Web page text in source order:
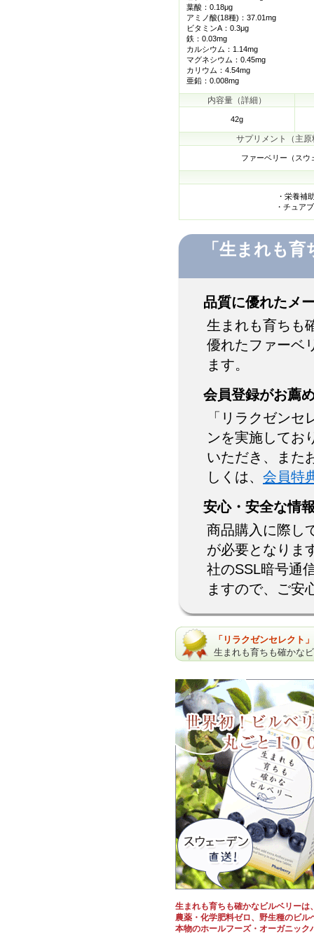
葉酸：0.18μg
アミノ酸(18種)：37.01mg
ビタミンA：0.3μg
鉄：0.03mg
カルシウム：1.14mg
マグネシウム：0.45mg
カリウム：4.54mg
亜鉛：0.008mg
内容量（詳細）
42g
サプリメント（主原
ファーベリー（スウ
・栄養補
・チュア
「生まれも
品質に優れたメ
生まれも育ちも
優れたファーベ
ます。
会員登録がお薦
「リラクゼン
ンを実施してお
いただき、また
しくは、 会員特
安心・安全な情
商品購入に際し
が必要となりま
社のSSL暗号通
ますので、ご安
「リラクゼンセレクト
生まれも育ちも確かな
生まれも育ちも確かなビルベリーは
農薬・化学肥料ゼロ、野生種のビル
本物のホールフーズ・オーガニック